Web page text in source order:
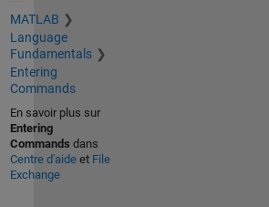
MATLAB
Language
Fundamentals
Entering
Commands
En savoir plus sur
Entering
Commands dans
Centre d'aideet File
Exchange